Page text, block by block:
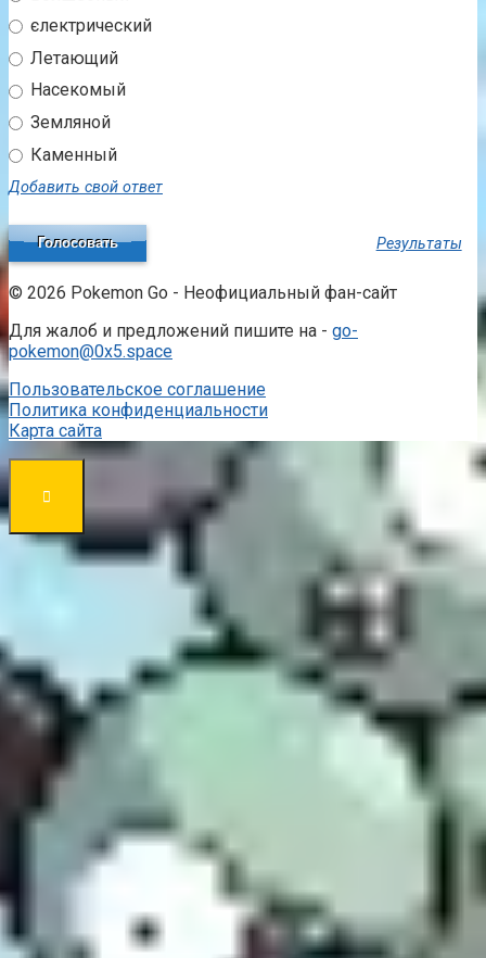
єлектрический
Летающий
Насекомый
Земляной
Каменный
Добавить свой ответ
Результаты
© 2026 Pokemon Go - Неофициальный фан-сайт
Для жалоб и предложений пишите на - go-
pokemon@0x5.space
Пользовательское соглашение
Политика конфиденциальности
Карта сайта